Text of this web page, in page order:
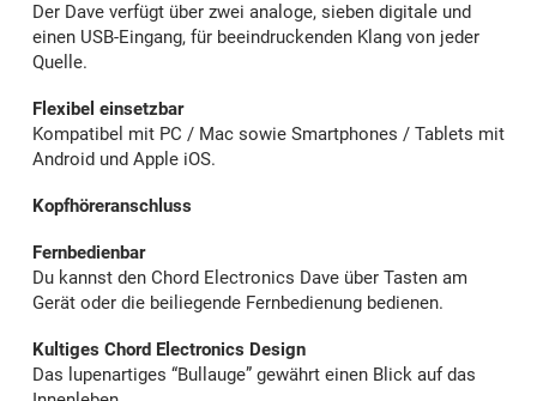
Der Dave verfügt über zwei analoge, sieben digitale und
einen USB-Eingang, für beeindruckenden Klang von jeder
Quelle.
Flexibel einsetzbar
Kompatibel mit PC / Mac sowie Smartphones / Tablets mit
Android und Apple iOS.
Kopfhöreranschluss
Fernbedienbar
Du kannst den Chord Electronics Dave über Tasten am
Gerät oder die beiliegende Fernbedienung bedienen.
Kultiges Chord Electronics Design
Das lupenartiges “Bullauge” gewährt einen Blick auf das